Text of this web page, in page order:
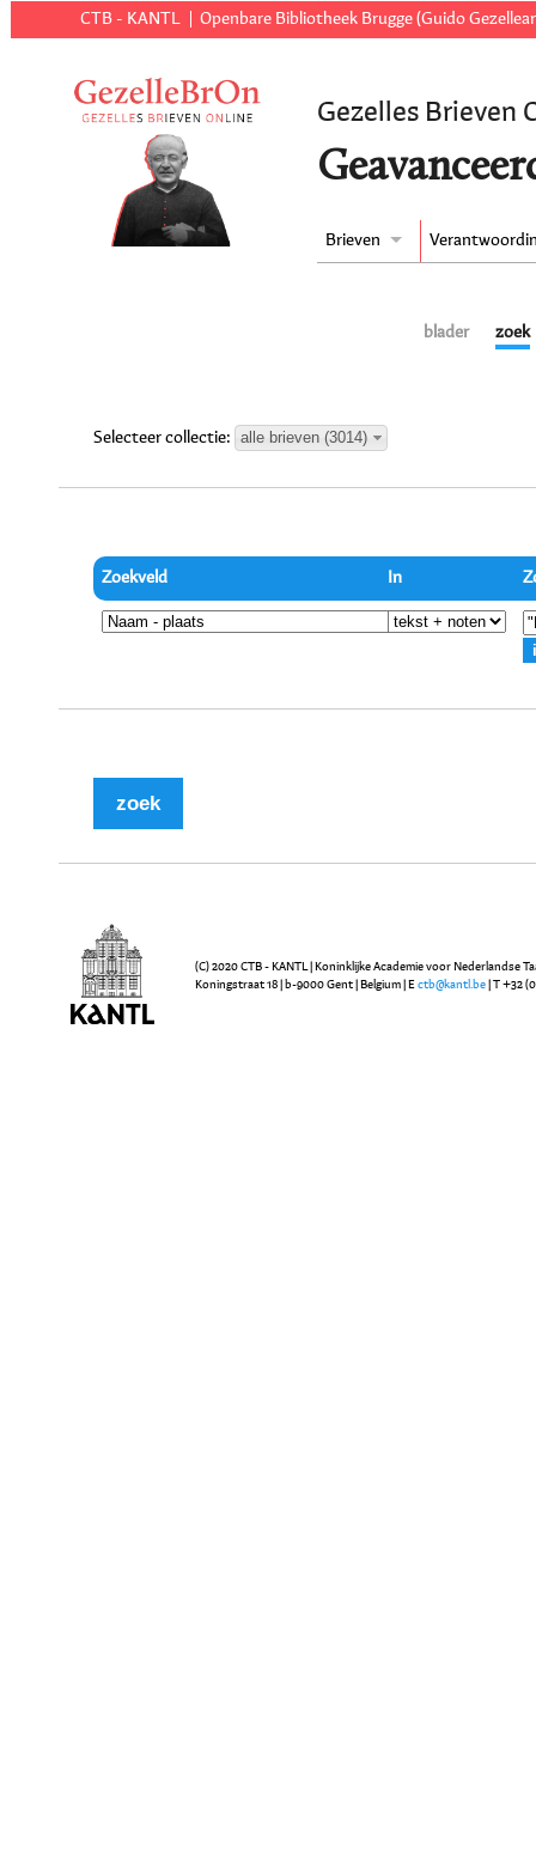
CTB - KANTL Openbare Bibliotheek Brugge (Guido
Gezelles Brieven
Brieven
blader zoek
Selecteer collectie: alle brieven (3014)
Zoekveld In
(C) 2020 CTB - KANTL | Koninklijke Academie voor Nederlandse
Koningstraat 18 | b-9000 Gent | Belgium | E ctb@kantl.be | T +32